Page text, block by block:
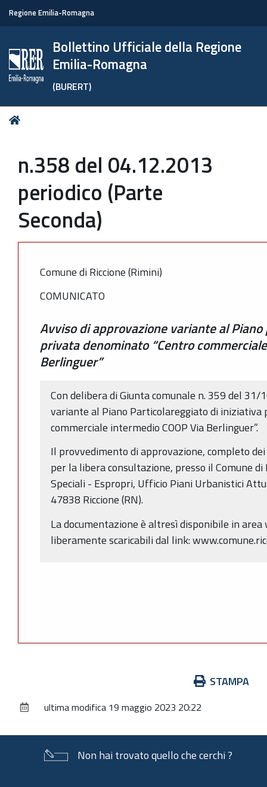
Regione Emilia-Romagna
Bollettino Ufficiale della Regione
Emilia-Romagna
(BURERT)
Tu
n.358 del 04.12.2013
periodico (Parte
Seconda)
Comune di Riccione (Rimini)
COMUNICATO
Avviso di approvazione variante al
privata denominato “Centro
Berlinguer”
Con delibera di Giunta comunale n. 359 del
variante al Piano Particolareggiato di iniziativa
commerciale intermedio COOP Via Berlinguer”.
Il provvedimento di approvazione, completo
per la libera consultazione, presso il Comune
Speciali - Espropri, Ufficio Piani Urbanistici
47838 Riccione (RN).
La documentazione è altresì disponibile in
liberamente scaricabili dal link:
documento
STAMPA
ultima modifica 19 maggio 2023 20:22
Non hai trovato quello che cerchi ?